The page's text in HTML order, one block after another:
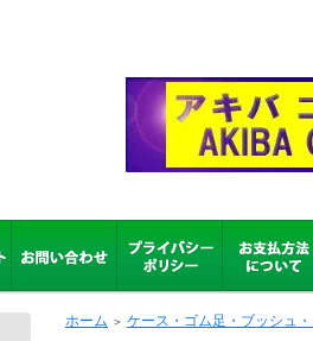
ホーム ＞ ケース・ゴム足・ブッシュ